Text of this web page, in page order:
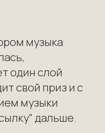
музыка
один слой
свой приз и с
музыки
дальше.